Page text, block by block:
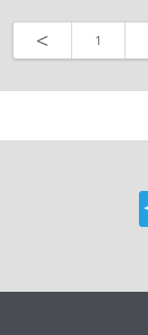
< 1